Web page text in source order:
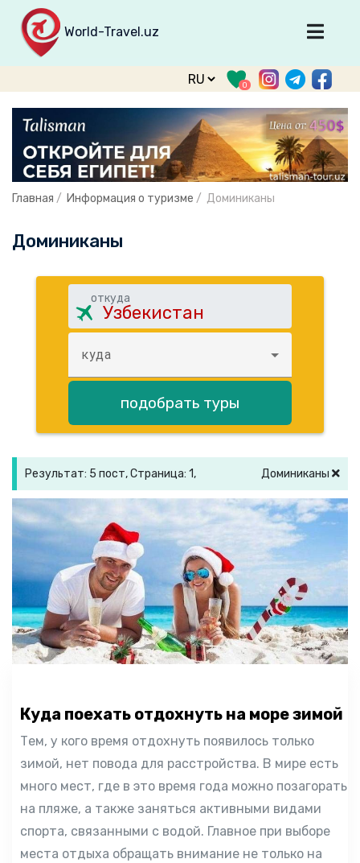
World-Travel.uz
Главная
Направления
Туры
Тур. фирмы
Табло прилета
Войти
Зарегистрироваться
0
Главная / Информация о туризме / Доминиканы
Доминиканы
откуда
куда
подобрать туры
Результат: 5 пост, Страница: 1, Доминиканы
Куда поехать отдохнуть на море зимой
Тем, у кого время отдохнуть появилось только
зимой, нет повода для расстройства. В мире есть
много мест, где в это время года можно позагорать
на пляже, а также заняться активными видами
спорта, связанными с водой. Главное при выборе
места отдыха обращать внимание не только на